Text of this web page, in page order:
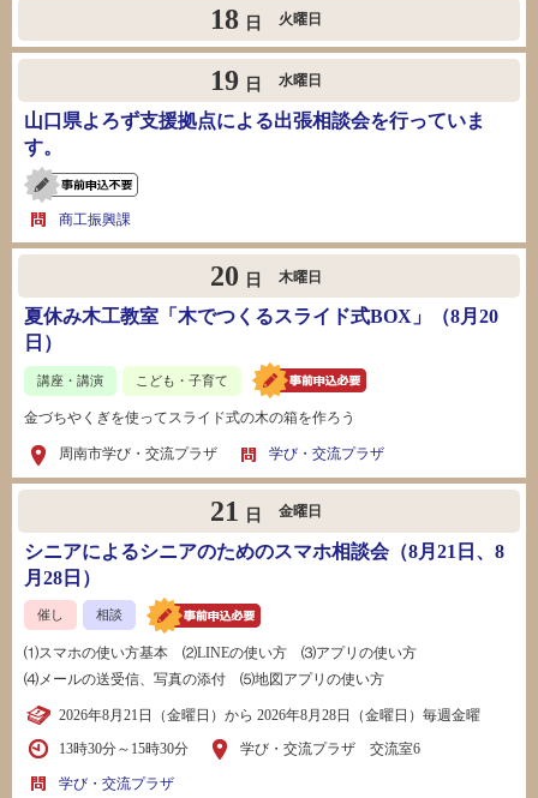
18 日 火曜日
19 日 水曜日
山口県よろず支援拠点による出張相談会を行っていま
す。
商工振興課
20 日 木曜日
夏休み木工教室「木でつくるスライド式BOX」（8月20
日）
講座・講演 こども・子育て
金づちやくぎを使ってスライド式の木の箱を作ろう
周南市学び・交流プラザ 学び・交流プラザ
21 日 金曜日
シニアによるシニアのためのスマホ相談会（8月21日、8
月28日）
催し 相談
⑴スマホの使い方基本 ⑵LINEの使い方 ⑶アプリの使い方
⑷メールの送受信、写真の添付 ⑸地図アプリの使い方
2026年8月21日（金曜日）から 2026年8月28日（金曜日）毎週金曜
13時30分～15時30分 学び・交流プラザ 交流室6
学び・交流プラザ